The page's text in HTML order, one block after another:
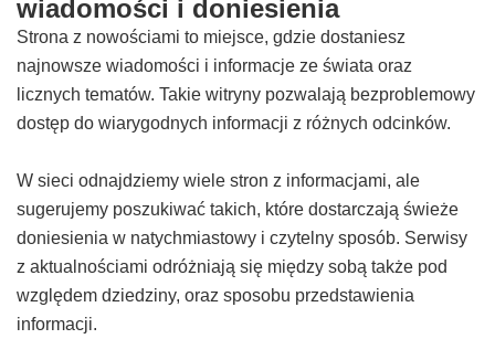
wiadomości i doniesienia
Strona z nowościami to miejsce, gdzie dostaniesz
najnowsze wiadomości i informacje ze świata oraz
licznych tematów. Takie witryny pozwalają bezproblemowy
dostęp do wiarygodnych informacji z różnych odcinków.
W sieci odnajdziemy wiele stron z informacjami, ale
sugerujemy poszukiwać takich, które dostarczają świeże
doniesienia w natychmiastowy i czytelny sposób. Serwisy
z aktualnościami odróżniają się między sobą także pod
względem dziedziny, oraz sposobu przedstawienia
informacji.